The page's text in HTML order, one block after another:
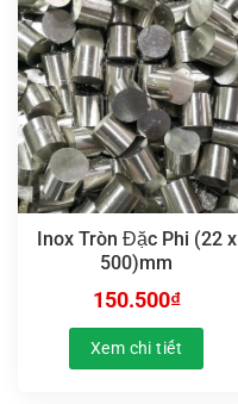
Inox Tròn Đặc Phi (22 x
500)mm
150.500₫
Xem chi tiết